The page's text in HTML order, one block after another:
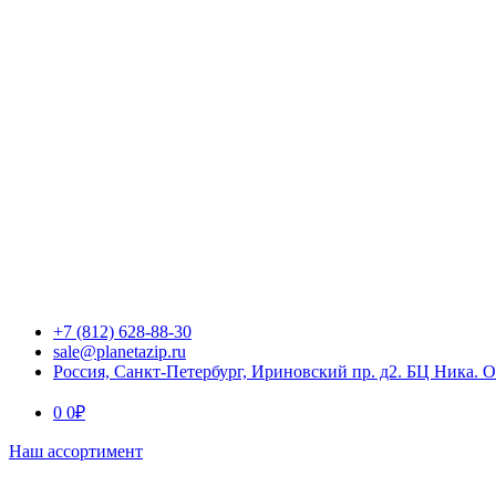
+7 (812) 628-88-30
sale@planetazip.ru
Россия, Санкт-Петербург, Ириновский пр. д2. БЦ Ника.
0 0₽
Наш ассортимент